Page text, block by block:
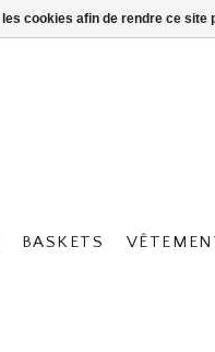
BASKETS
cookies afin de rendre ce site